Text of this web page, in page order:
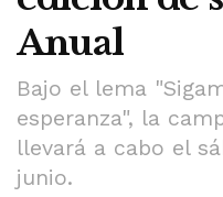
Anual
Bajo el lema
esperanza", la
llevará a cabo el
junio.